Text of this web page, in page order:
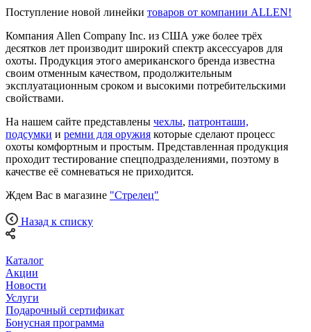
Поступление новой линейки товаров от компании ALLEN!
Компания Allen Company Inc. из США уже более трёх
десятков лет производит широкий спектр аксессуаров для
охоты. Продукция этого американского бренда известна
своим отменным качеством, продолжительным
эксплуатационным сроком и высокими потребительскими
свойствами.
На нашем сайте представлены чехлы, патронташи,
подсумки и ремни для оружия которые сделают процесс
охоты комфортным и простым. Представленная продукция
проходит тестирование спецподразделениями, поэтому в
качестве её сомневаться не приходится.
Ждем Вас в магазине "Стрелец"
Назад к списку
Каталог
Акции
Новости
Услуги
Подарочный сертификат
Бонусная программа